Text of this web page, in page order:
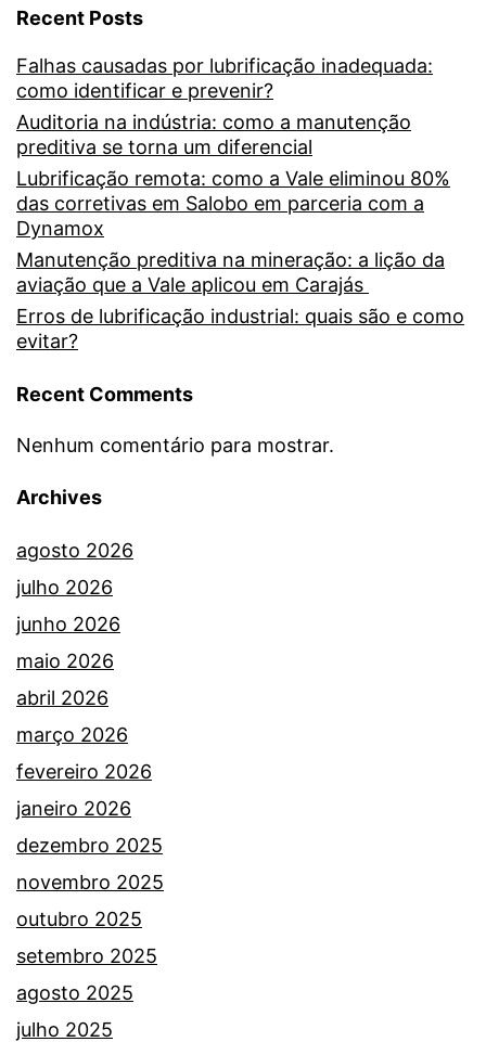
Recent Posts
Falhas causadas por lubrificação inadequada:
como identificar e prevenir?
Auditoria na indústria: como a manutenção
preditiva se torna um diferencial
Lubrificação remota: como a Vale eliminou 80%
das corretivas em Salobo em parceria com a
Dynamox
Manutenção preditiva na mineração: a lição da
aviação que a Vale aplicou em Carajás
Erros de lubrificação industrial: quais são e como
evitar?
Recent Comments
Nenhum comentário para mostrar.
Archives
agosto 2026
julho 2026
junho 2026
maio 2026
abril 2026
março 2026
fevereiro 2026
janeiro 2026
dezembro 2025
novembro 2025
outubro 2025
setembro 2025
agosto 2025
julho 2025